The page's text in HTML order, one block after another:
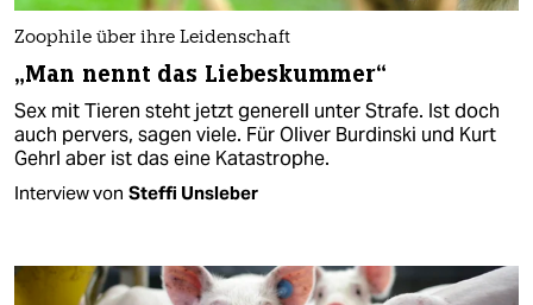
Zoophile über ihre Leidenschaft
„Man nennt das Liebeskummer“
Sex mit Tieren steht jetzt generell unter Strafe. Ist doch
auch pervers, sagen viele. Für Oliver Burdinski und Kurt
Gehrl aber ist das eine Katastrophe.
Interview von Steffi Unsleber